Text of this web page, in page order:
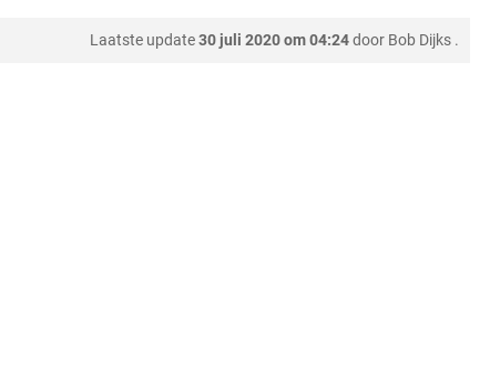
Laatste update30 juli 2020 om 04:24door Bob Dijks .